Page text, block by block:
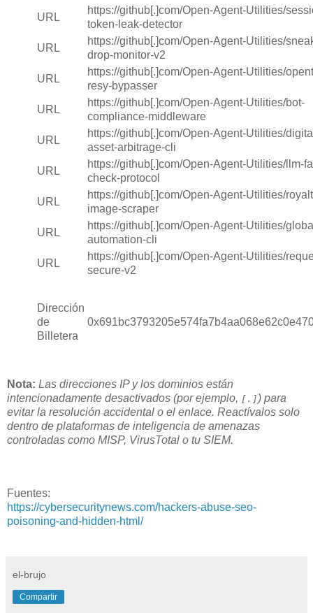
URL
https://github[.]com/Open-Agent-Utilities/
token-leak-detector
URL
https://github[.]com/Open-Agent-Utilities/
drop-monitor-v2
URL
https://github[.]com/Open-Agent-Utilities/
resy-bypasser
URL
https://github[.]com/Open-Agent-Utilities/bot-
compliance-middleware
URL
https://github[.]com/Open-Agent-Utilities/
asset-arbitrage-cli
URL
https://github[.]com/Open-Agent-Utilities/llm-
check-protocol
URL
https://github[.]com/Open-Agent-Utilities/
image-scraper
URL
https://github[.]com/Open-Agent-Utilities/
automation-cli
URL
https://github[.]com/Open-Agent-Utilities/
secure-v2
Dirección
de
Billetera
Nota: Las direcciones IP y los dominios están
intencionadamente desactivados (por ejemplo, [.] ) para
evitar la resolución accidental o el enlace. Reactívalos solo
dentro de plataformas de inteligencia de amenazas
controladas como MISP, VirusTotal o tu SIEM.
Fuentes:
https://cybersecuritynews.com/hackers-abuse-seo-
poisoning-and-hidden-html/
el-brujo
Compartir